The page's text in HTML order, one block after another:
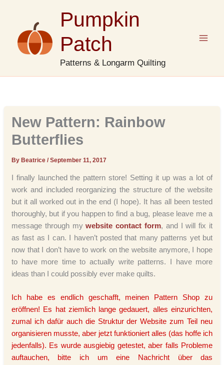
Pumpkin
Patch
Patterns & Longarm Quilting
New Pattern: Rainbow
Butterflies
By Beatrice/September 11, 2017
I finally launched the pattern store! Setting it up was a lot of
work and included reorganizing the structure of the website
but it all worked out in the end (I hope). It has all been tested
thoroughly, but if you happen to find a bug, please leave me a
message through mywebsite contact form, and I will fix it
as fast as I can. I haven’t posted that many patterns yet but
now that I don’t have to work on the website anymore, I hope
to have more time to actually write patterns. I have more
ideas than I could possibly ever make quilts.
Ich habe es endlich geschafft, meinen Pattern Shop zu
eröffnen! Es hat ziemlich lange gedauert, alles einzurichten,
zumal ich dafür auch die Struktur der Website zum Teil neu
organisieren musste, aber jetzt funktioniert alles (das hoffe ich
jedenfalls). Es wurde ausgiebig getestet, aber falls Probleme
auftauchen, bitte ich um eine Nachricht über das